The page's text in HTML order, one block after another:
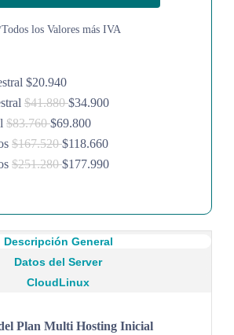
los Valores más IVA
$20.940
$41.880$34.900
$83.760$69.800
$167.520$118.660
$251.280$177.990
Descripción General
Datos del Server
CloudLinux
Plan Multi Hosting Inicial